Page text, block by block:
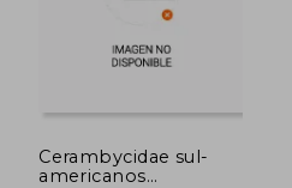
Cerambycidae sul-
americanos